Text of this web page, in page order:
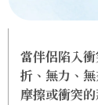
當伴侶陷入
折、無力、
摩擦或衝突